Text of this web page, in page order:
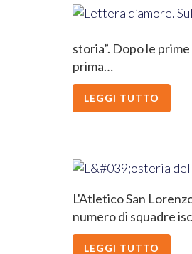
storia”. Dopo le
prima…
LEGGI TUTTO
L'Atletico San
numero di squadre
LEGGI TUTTO